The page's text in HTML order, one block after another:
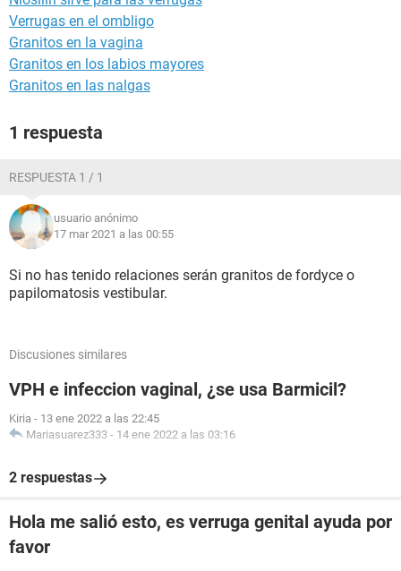
Verrugas en el ombligo
Granitos en la vagina
Granitos en los labios mayores
Granitos en las nalgas
1 respuesta
RESPUESTA 1 / 1
usuario anónimo
17 mar 2021 a las 00:55
Si no has tenido relaciones serán granitos de fordyce o
papilomatosis vestibular.
Discusiones similares
VPH e infeccion vaginal, ¿se usa Barmicil?
Kiria - 13 ene 2022 a las 22:45
Mariasuarez333 - 14 ene 2022 a las 03:16
2 respuestas
Hola me salió esto, es verruga genital ayuda por
favor